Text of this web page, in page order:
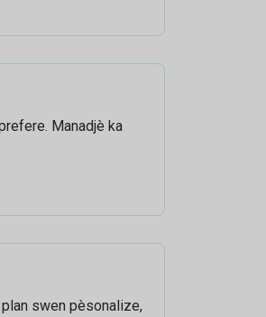
Manadjè ka
swen pèsonalize,